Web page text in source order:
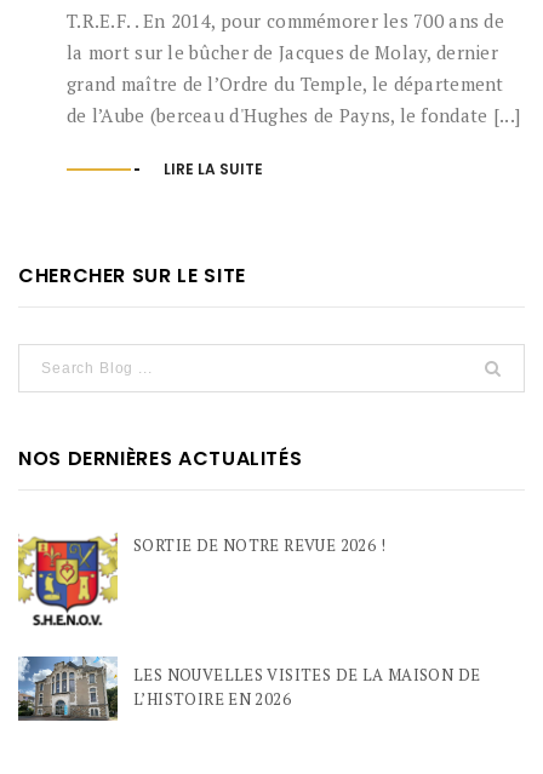
T.R.E.F. . En 2014, pour commémorer les 700 ans de
la mort sur le bûcher de Jacques de Molay, dernier
grand maître de l’Ordre du Temple, le département
de l’Aube (berceau d'Hughes de Payns, le fondate [...]
LIRE LA SUITE
CHERCHER SUR LE SITE
NOS DERNIÈRES ACTUALITÉS
SORTIE DE NOTRE REVUE 2026 !
LES NOUVELLES VISITES DE LA MAISON DE
L’HISTOIRE EN 2026